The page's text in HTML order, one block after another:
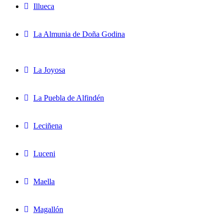
Illueca
La Almunia de Doña Godina
La Joyosa
La Puebla de Alfindén
Leciñena
Luceni
Maella
Magallón